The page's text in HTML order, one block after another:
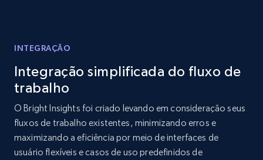
Amazon products search
Asin, URL, Name, Sponsored, Initial price, Final
price, Currency, Sold, and more.
1.6K+ 181+ Comece agora
INTEGRAÇÃO
Integração simplificada do fluxo de
trabalho
O Bright Insights foi criado levando em consideração seus
fluxos de trabalho existentes, minimizando erros e
maximizando a eficiência por meio de interfaces de
usuário flexíveis e casos de uso predefinidos de